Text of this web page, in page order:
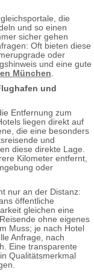
die
und so einen
sicher gehen
Oft bieten diese
oder
und eine gute
München.
und
Entfernung zum
liegen direkt auf
die eine besonders
und
diese direkte Lage.
Kilometer entfernt,
oder
nur an der Distanz:
öffentliche
gleichen eine
ohne eigenes
Muss; je nach Hotel
Anfrage, nach
Eine transparente
Qualitätsmerkmal